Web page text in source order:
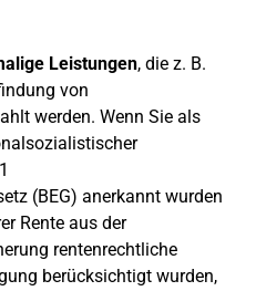
Leistungen, die z. B.
von
werden. Wenn Sie als
(BEG) anerkannt wurden
Rente aus der
rentenrechtliche
berücksichtigt wurden,